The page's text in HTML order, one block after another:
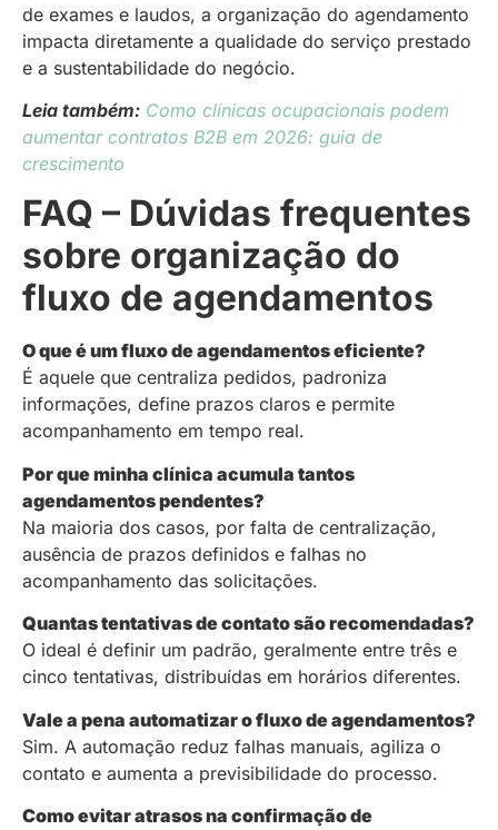
de exames e laudos, a organização do agendamento
impacta diretamente a qualidade do serviço prestado
e a sustentabilidade do negócio.
Leia também: Como clínicas ocupacionais podem
aumentar contratos B2B em 2026: guia de
crescimento
FAQ – Dúvidas frequentes
sobre organização do
fluxo de agendamentos
O que é um fluxo de agendamentos eficiente?
É aquele que centraliza pedidos, padroniza
informações, define prazos claros e permite
acompanhamento em tempo real.
Por que minha clínica acumula tantos
agendamentos pendentes?
Na maioria dos casos, por falta de centralização,
ausência de prazos definidos e falhas no
acompanhamento das solicitações.
Quantas tentativas de contato são recomendadas?
O ideal é definir um padrão, geralmente entre três e
cinco tentativas, distribuídas em horários diferentes.
Vale a pena automatizar o fluxo de agendamentos?
Sim. A automação reduz falhas manuais, agiliza o
contato e aumenta a previsibilidade do processo.
Como evitar atrasos na confirmação de